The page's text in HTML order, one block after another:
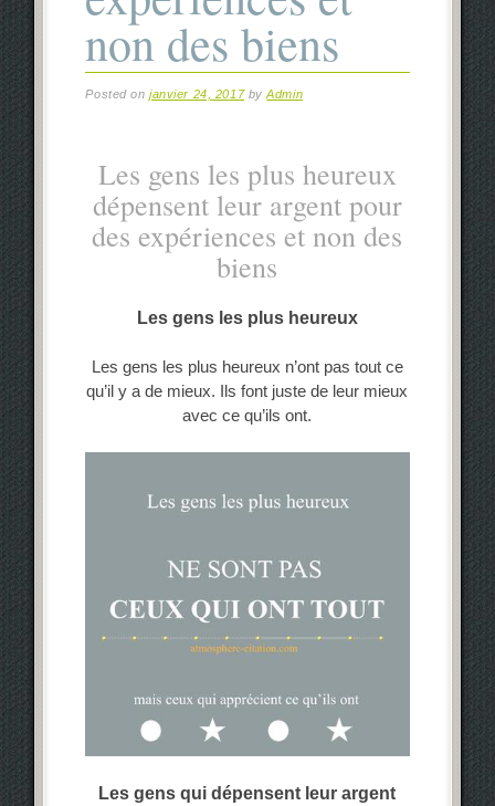
non des biens
Posted onjanvier 24, 2017 byAdmin
Les gens les plus heureux
dépensent leur argent pour
des expériences et non des
biens
Les gens les plus heureux
Les gens les plus heureux n’ont pas tout ce
qu’il y a de mieux. Ils font juste de leur mieux
avec ce qu’ils ont.
Les gens qui dépensent leur argent